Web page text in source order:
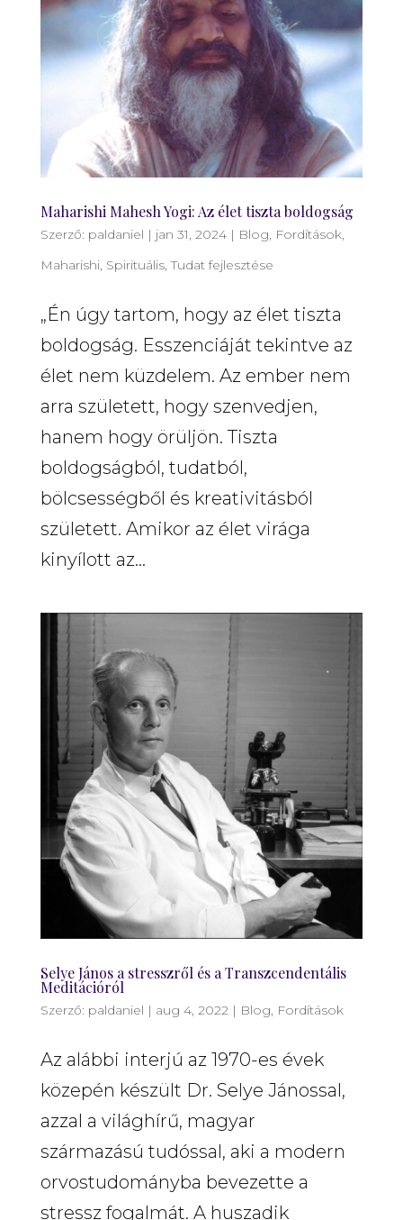
Maharishi Mahesh Yogi: Az élet tiszta boldogság
Szerző: paldaniel | jan 31, 2024| Blog, Fordítások,
Maharishi, Spirituális,Tudat fejlesztése
„Én úgy tartom, hogy az élet tiszta
boldogság. Esszenciáját tekintve az
élet nem küzdelem. Az ember nem
arra született, hogy szenvedjen,
hanem hogy örüljön. Tiszta
boldogságból, tudatból,
bölcsességből és kreativitásból
született. Amikor az élet virága
kinyílott az...
Selye János a stresszről és a Transzcendentális
Meditációról
Szerző: paldaniel | aug 4, 2022| Blog, Fordítások
Az alábbi interjú az 1970-es évek
közepén készült Dr. Selye Jánossal,
azzal a világhírű, magyar
származású tudóssal, aki a modern
orvostudományba bevezette a
stressz fogalmát. A huszadik